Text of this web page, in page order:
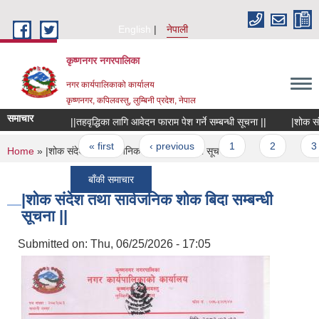
English
नेपाली
कृष्णनगर नगरपालिका
नगर कार्यपालिकाको कार्यालय
कृष्णनगर, कपिलवस्तु, लुम्बिनी प्रदेश, नेपाल
समाचार ||तहवृद्धिका लागि आवेदन फाराम पेश गर्ने सम्बन्धी सूचना || |शोक संदेश
Pages
« first ‹ previous 1
बाँकी समाचार
You are here
Home » |शोक संदेश तथा सार्वजनिक शोक बिदा सम्बन्धी सूचना ||
|शोक संदेश तथा सार्वजनिक शोक बिदा सम्बन्धी
सूचना ||
Submitted on: Thu, 06/25/2026 - 17:05